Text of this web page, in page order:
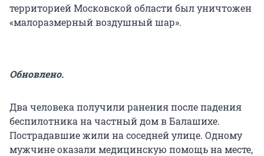
территорией Московской области был уничтожен
«малоразмерный воздушный шар».
Обновлено.
Два человека получили ранения после падения
беспилотника на частный дом в Балашихе.
Пострадавшие жили на соседней улице. Одному
мужчине оказали медицинскую помощь на месте,